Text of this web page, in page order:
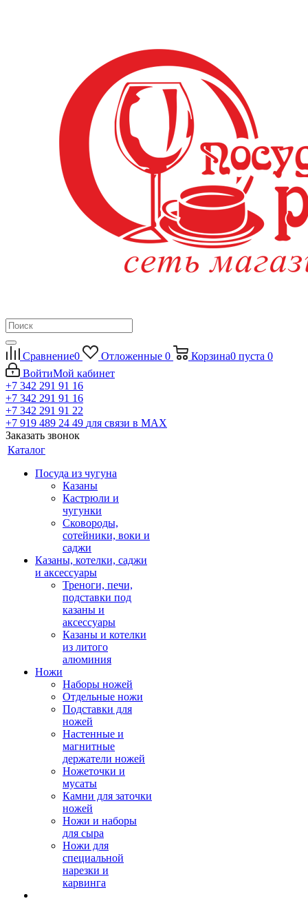
Сравнение0 Отложенные 0 Корзина0 пуста 0
ВойтиМой кабинет
+7 342 291 91 16
+7 342 291 91 16
+7 342 291 91 22
+7 919 489 24 49 для связи в МАХ
Заказать звонок
Каталог
Посуда из чугуна
Казаны
Кастрюли и
чугунки
Сковороды,
сотейники, воки и
саджи
Казаны, котелки, саджи
и аксессуары
Треноги, печи,
подставки под
казаны и
аксессуары
Казаны и котелки
из литого
алюминия
Ножи
Наборы ножей
Отдельные ножи
Подставки для
ножей
Настенные и
магнитные
держатели ножей
Ножеточки и
мусаты
Камни для заточки
ножей
Ножи и наборы
для сыра
Ножи для
специальной
нарезки и
карвинга